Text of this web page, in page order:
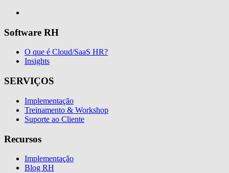
Software RH
O que é Cloud/SaaS HR?
Insights
SERVIÇOS
Implementação
Treinamento & Workshop
Suporte ao Cliente
Recursos
Implementação
Blog RH